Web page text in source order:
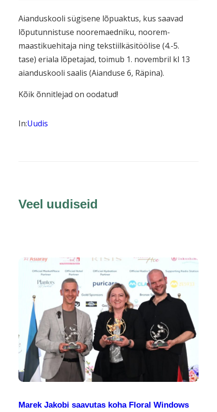
Aianduskooli sügisene lõpuaktus, kus saavad
lõputunnistuse nooremaedniku, noorem-
maastikuehitaja ning tekstiilkäsitöölise (4.-5.
tase) eriala lõpetajad, toimub 1. novembril kl 13
aianduskooli saalis (Aianduse 6, Räpina).
Kõik õnnitlejad on oodatud!
In:Uudis
Veel uudiseid
Marek Jakobi saavutas koha Floral Windows